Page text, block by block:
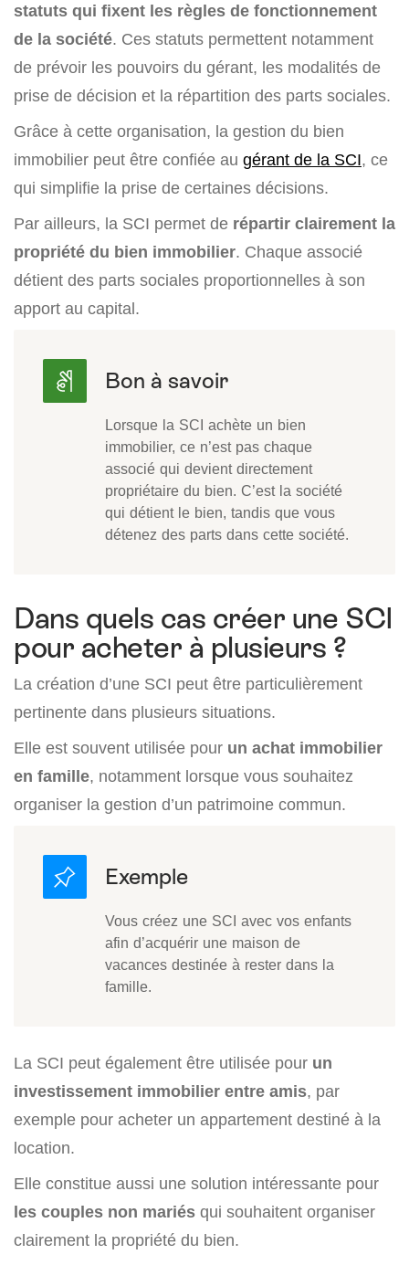
statuts qui fixent les règles de fonctionnement
de la société. Ces statuts permettent notamment
de prévoir les pouvoirs du gérant, les modalités de
prise de décision et la répartition des parts sociales.
Grâce à cette organisation, la gestion du bien
immobilier peut être confiée au gérant de la SCI, ce
qui simplifie la prise de certaines décisions.
Par ailleurs, la SCI permet de répartir clairement la
propriété du bien immobilier. Chaque associé
détient des parts sociales proportionnelles à son
apport au capital.
Lorsque la SCI achète un bien
immobilier, ce n’est pas chaque
associé qui devient directement
propriétaire du bien. C’est la société
qui détient le bien, tandis que vous
détenez des parts dans cette société.
Dans quels cas créer une SCI
pour acheter à plusieurs ?
La création d’une SCI peut être particulièrement
pertinente dans plusieurs situations.
Elle est souvent utilisée pour un achat immobilier
en famille, notamment lorsque vous souhaitez
organiser la gestion d’un patrimoine commun.
Vous créez une SCI avec vos enfants
afin d’acquérir une maison de
vacances destinée à rester dans la
famille.
La SCI peut également être utilisée pour un
investissement immobilier entre amis, par
exemple pour acheter un appartement destiné à la
location.
Elle constitue aussi une solution intéressante pour
les couples non mariés qui souhaitent organiser
clairement la propriété du bien.